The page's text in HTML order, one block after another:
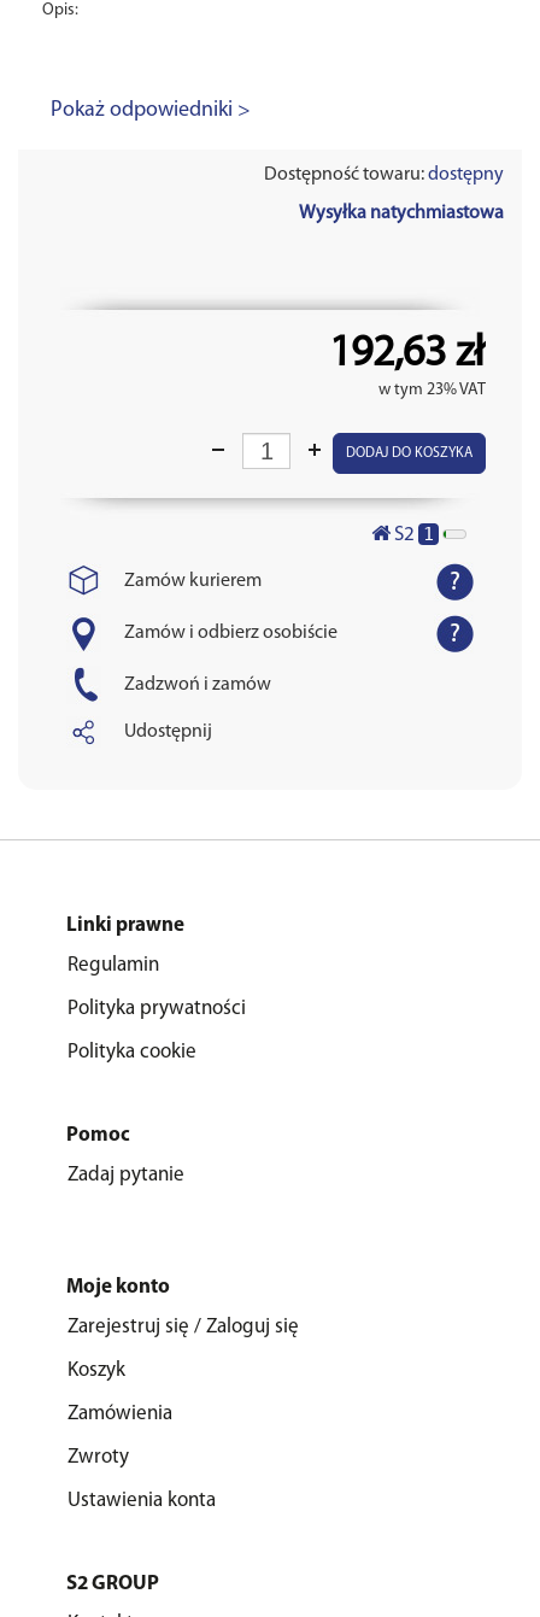
Opis:
Pokaż odpowiedniki >
Dostępność towaru:dostępny
Wysyłka natychmiastowa
192,63 zł
w tym 23% VAT
DODAJ DO KOSZYKA
S2 1
Zamów kurierem
Zamów i odbierz osobiście
Zadzwoń i zamów
Udostępnij
Linki prawne
Regulamin
Polityka prywatności
Polityka cookie
Pomoc
Zadaj pytanie
Moje konto
Zarejestruj się / Zaloguj się
Koszyk
Zamówienia
Zwroty
Ustawienia konta
S2 GROUP